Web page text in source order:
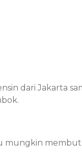
dari Jakarta
mungkin